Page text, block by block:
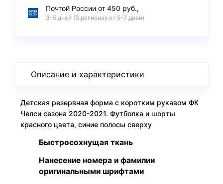
Почтой России от 450 руб.,
3-5 дней (В регионах от 5-7 дней)
Описание и характеристики
Детская резервная форма с коротким рукавом ФК
Челси сезона 2020-2021. Футболка и шорты
красного цвета, синие полосы сверху
Быстросохнущая ткань
Нанесение номера и фамилии
оригинальными шрифтами